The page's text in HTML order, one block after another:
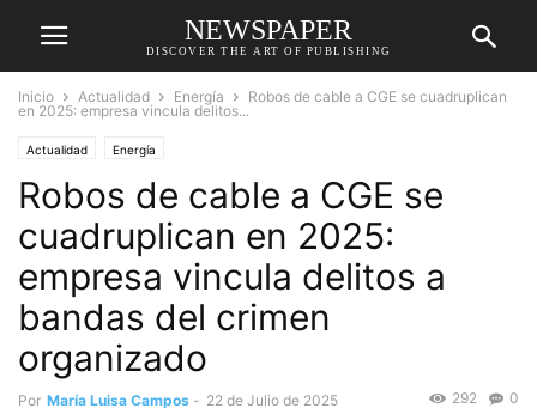
NEWSPAPER
DISCOVER THE ART OF PUBLISHING
Inicio Actualidad Energía
Robos de cable a CGE se cuadruplican
en 2025: empresa vincula delitos...
Actualidad Energía
Robos de cable a CGE se
cuadruplican en 2025:
empresa vincula delitos a
bandas del crimen
organizado
Por María Luisa Campos - 22 de Julio de 2025 0
292